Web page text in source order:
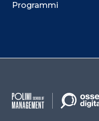
Programmi
Facebook